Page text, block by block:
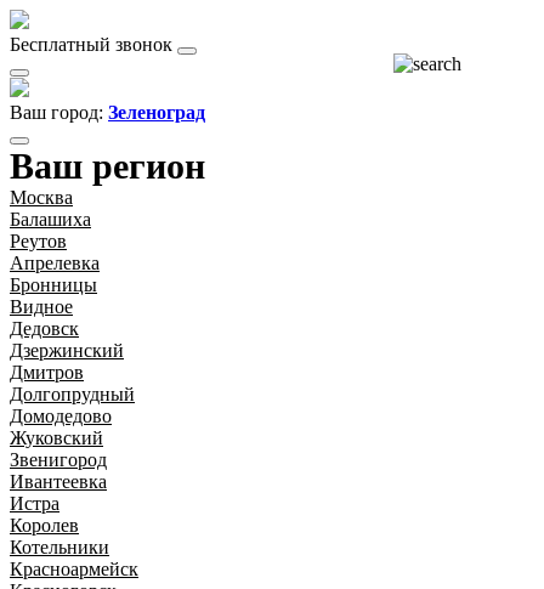
Бесплатный звонок
Ваш город: Зеленоград
Ваш регион
Москва
Балашиха
Реутов
Апрелевка
Бронницы
Видное
Дедовск
Дзержинский
Дмитров
Долгопрудный
Домодедово
Жуковский
Звенигород
Ивантеевка
Истра
Королев
Котельники
Красноармейск